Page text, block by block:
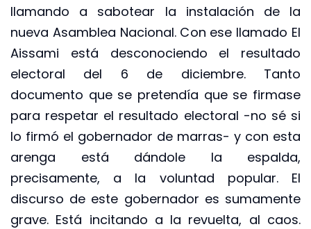
llamando a sabotear la instalación de la
nueva Asamblea Nacional. Con ese llamado El
Aissami está desconociendo el resultado
electoral del 6 de diciembre. Tanto
documento que se pretendía que se firmase
para respetar el resultado electoral -no sé si
lo firmó el gobernador de marras- y con esta
arenga está dándole la espalda,
precisamente, a la voluntad popular. El
discurso de este gobernador es sumamente
grave. Está incitando a la revuelta, al caos.